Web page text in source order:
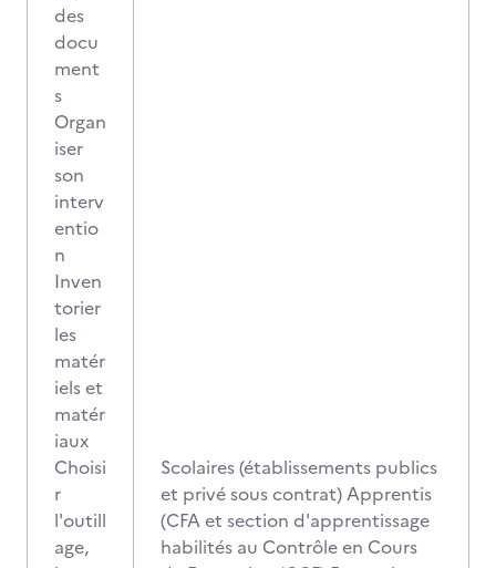
des
docu
ment
s
Organ
iser
son
interv
entio
n
Inven
torier
les
matér
iels et
matér
iaux
Choisi
r
l'outill
age,
Scolaires (établissements publics
et privé sous contrat) Apprentis
(CFA et section d'apprentissage
habilités au Contrôle en Cours